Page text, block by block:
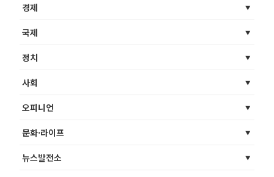
경제
국제
정치
사회
오피니언
문화·라이프
뉴스발전소